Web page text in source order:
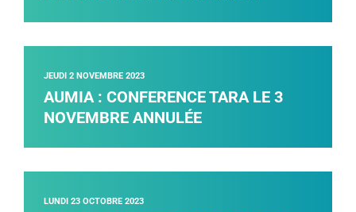
AUMIA : CONFERENCE TARA LE 3
NOVEMBRE ANNULÉE
JEUDI 2 NOVEMBRE 2023
LUNDI 23 OCTOBRE 2023